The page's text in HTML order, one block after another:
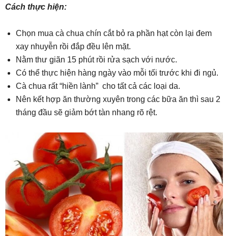
Cách thực hiện:
Chọn mua cà chua chín cắt bỏ ra phần hạt còn lại đem
xay nhuyễn rồi đắp đều lên mặt.
Nằm thư giãn 15 phút rồi rửa sạch với nước.
Có thể thực hiện hàng ngày vào mỗi tối trước khi đi ngủ.
Cà chua rất “hiền lành” cho tất cả các loại da.
Nên kết hợp ăn thường xuyên trong các bữa ăn thì sau 2
tháng đầu sẽ giảm bớt tàn nhang rõ rệt.